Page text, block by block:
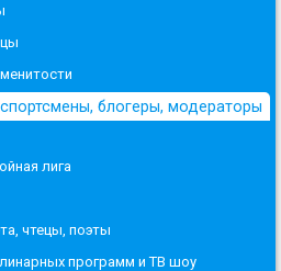
блогеры, модераторы
лига
чтецы, поэты
программ и ТВ шоу